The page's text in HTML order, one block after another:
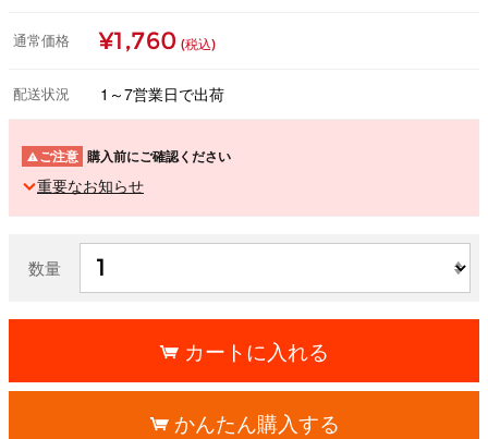
通常価格 ¥1,760 (税込)
配送状況 1～7営業日で出荷
ご注意 購入前にご確認ください
重要なお知らせ
数量
カートに入れる
かんたん購入する